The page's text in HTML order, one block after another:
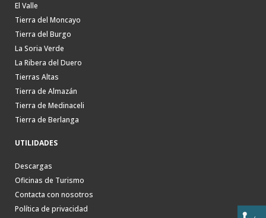
El Valle
Tierra del Moncayo
Tierra del Burgo
La Soria Verde
La Ribera del Duero
Tierras Altas
Tierra de Almazán
Tierra de Medinaceli
Tierra de Berlanga
UTILIDADES
Descargas
Oficinas de Turismo
Contacta con nosotros
Política de privacidad